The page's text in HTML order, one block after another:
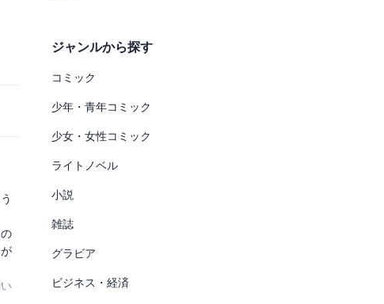
ジャンルから探す
コミック
少年・青年コミック
少女・女性コミック
ライトノベル
小説
雑誌
グラビア
ビジネス・経済